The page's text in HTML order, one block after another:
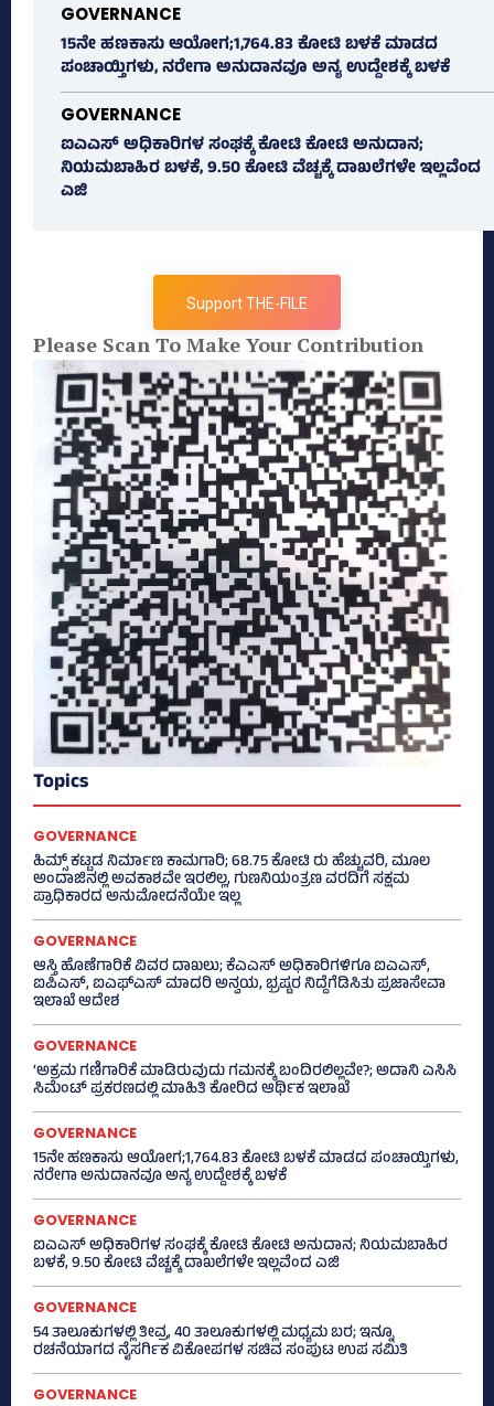
GOVERNANCE
15ನೇ ಹಣಕಾಸು ಆಯೋಗ;1,764.83 ಕೋಟಿ ಬಳಕೆ ಮಾಡದ
ಪಂಚಾಯ್ತಿಗಳು, ನರೇಗಾ ಅನುದಾನವೂ ಅನ್ಯ ಉದ್ದೇಶಕ್ಕೆ ಬಳಕೆ
GOVERNANCE
ಐಎಎಸ್‌ ಅಧಿಕಾರಿಗಳ ಸಂಘಕ್ಕೆ ಕೋಟಿ ಕೋಟಿ ಅನುದಾನ;
ನಿಯಮಬಾಹಿರ ಬಳಕೆ, 9.50 ಕೋಟಿ ವೆಚ್ಚಕ್ಕೆ ದಾಖಲೆಗಳೇ ಇಲ್ಲವೆಂದ
ಎಜಿ
Support THE-FILE
Please Scan To Make Your Contribution
Topics
GOVERNANCE
ಹಿಮ್ಸ್‌ ಕಟ್ಟಡ ನಿರ್ಮಾಣ ಕಾಮಗಾರಿ; 68.75 ಕೋಟಿ ರು ಹೆಚ್ಚುವರಿ, ಮೂಲ
ಅಂದಾಜಿನಲ್ಲಿ ಅವಕಾಶವೇ ಇರಲಿಲ್ಲ, ಗುಣನಿಯಂತ್ರಣ ವರದಿಗೆ ಸಕ್ಷಮ
ಪ್ರಾಧಿಕಾರದ ಅನುಮೋದನೆಯೇ ಇಲ್ಲ
GOVERNANCE
ಆಸ್ತಿ ಹೊಣೆಗಾರಿಕೆ ವಿವರ ದಾಖಲು; ಕೆಎಎಸ್ ಅಧಿಕಾರಿಗಳಿಗೂ ಐಎಎಸ್‌,
ಐಪಿಎಸ್‌, ಐಎಫ್‌ಎಸ್‌ ಮಾದರಿ ಅನ್ವಯ, ಭ್ರಷ್ಟರ ನಿದ್ದೆಗೆಡಿಸಿತು ಪ್ರಜಾಸೇವಾ
ಇಲಾಖೆ ಆದೇಶ
GOVERNANCE
‘ಅಕ್ರಮ ಗಣಿಗಾರಿಕೆ ಮಾಡಿರುವುದು ಗಮನಕ್ಕೆ ಬಂದಿರಲಿಲ್ಲವೇ?; ಅದಾನಿ ಎಸಿಸಿ
ಸಿಮೆಂಟ್ ಪ್ರಕರಣದಲ್ಲಿ ಮಾಹಿತಿ ಕೋರಿದ ಆರ್ಥಿಕ ಇಲಾಖೆ
GOVERNANCE
15ನೇ ಹಣಕಾಸು ಆಯೋಗ;1,764.83 ಕೋಟಿ ಬಳಕೆ ಮಾಡದ ಪಂಚಾಯ್ತಿಗಳು,
ನರೇಗಾ ಅನುದಾನವೂ ಅನ್ಯ ಉದ್ದೇಶಕ್ಕೆ ಬಳಕೆ
GOVERNANCE
ಐಎಎಸ್‌ ಅಧಿಕಾರಿಗಳ ಸಂಘಕ್ಕೆ ಕೋಟಿ ಕೋಟಿ ಅನುದಾನ; ನಿಯಮಬಾಹಿರ
ಬಳಕೆ, 9.50 ಕೋಟಿ ವೆಚ್ಚಕ್ಕೆ ದಾಖಲೆಗಳೇ ಇಲ್ಲವೆಂದ ಎಜಿ
GOVERNANCE
54 ತಾಲೂಕುಗಳಲ್ಲಿ ತೀವ್ರ, 40 ತಾಲೂಕುಗಳಲ್ಲಿ ಮಧ್ಯಮ ಬರ; ಇನ್ನೂ
ರಚನೆಯಾಗದ ನೈಸರ್ಗಿಕ ವಿಕೋಪಗಳ ಸಚಿವ ಸಂಪುಟ ಉಪ ಸಮಿತಿ
GOVERNANCE